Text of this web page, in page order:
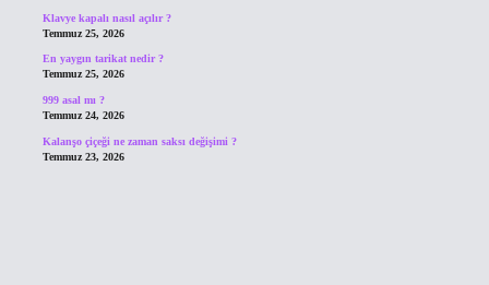
Klavye kapalı nasıl açılır ?
Temmuz 25, 2026
En yaygın tarikat nedir ?
Temmuz 25, 2026
999 asal mı ?
Temmuz 24, 2026
Kalanşo çiçeği ne zaman saksı değişimi ?
Temmuz 23, 2026